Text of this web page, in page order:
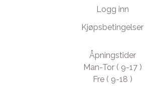
Logg inn
Kjøpsbetingelser
Åpningstider
Man-Tor ( 9-17 )
Fre ( 9-18 )